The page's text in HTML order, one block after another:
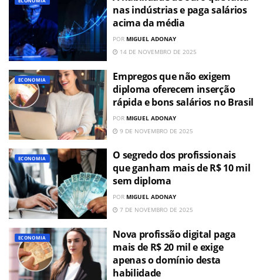
nas indústrias e paga salários
acima da média
POR MIGUEL ADONAY
14 DE NOVEMBRO DE 2025
ECONOMIA
Empregos que não exigem
diploma oferecem inserção
rápida e bons salários no Brasil
POR MIGUEL ADONAY
9 DE NOVEMBRO DE 2025
ECONOMIA
O segredo dos profissionais
que ganham mais de R$ 10 mil
sem diploma
POR MIGUEL ADONAY
7 DE NOVEMBRO DE 2025
ECONOMIA
Nova profissão digital paga
mais de R$ 20 mil e exige
apenas o domínio desta
habilidade